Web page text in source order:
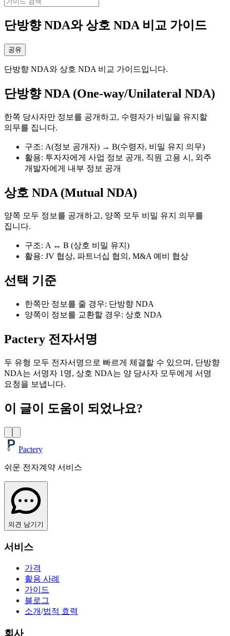
단방향 NDA와 상호 NDA 비교 가이드
공유
단방향 NDA와 상호 NDA 비교 가이드입니다.
단방향 NDA (One-way/Unilateral NDA)
한쪽 당사자만 정보를 공개하고, 수령자가 비밀을 유지할
의무를 집니다.
구조: A(정보 공개자) → B(수령자, 비밀 유지 의무)
활용: 투자자에게 사업 정보 공개, 직원 고용 시, 외주
개발자에게 내부 정보 공개
상호 NDA (Mutual NDA)
양쪽 모두 정보를 공개하고, 양쪽 모두 비밀 유지 의무를
집니다.
구조: A ↔ B (상호 비밀 유지)
활용: JV 협상, 파트너십 협의, M&A 예비 협상
선택 기준
한쪽만 정보를 줄 경우: 단방향 NDA
양쪽이 정보를 교환할 경우: 상호 NDA
Pactery 전자서명
두 유형 모두 전자서명으로 빠르게 체결할 수 있으며, 단방향
NDA는 서명자 1명, 상호 NDA는 양 당사자 모두에게 서명
요청을 보냅니다.
이 글이 도움이 되었나요?
Pactery
쉬운 전자계약 서비스
의견 남기기
서비스
가격
활용 사례
가이드
블로그
소개/법적 효력
회사